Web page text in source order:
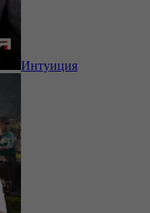
Интуиция